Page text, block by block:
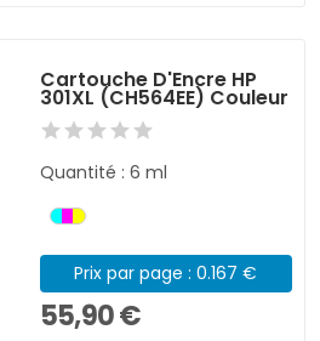
Cartouche D'Encre HP
301XL (CH564EE) Couleur
Quantité : 6 ml
Prix par page : 0.167 €
55,90 €